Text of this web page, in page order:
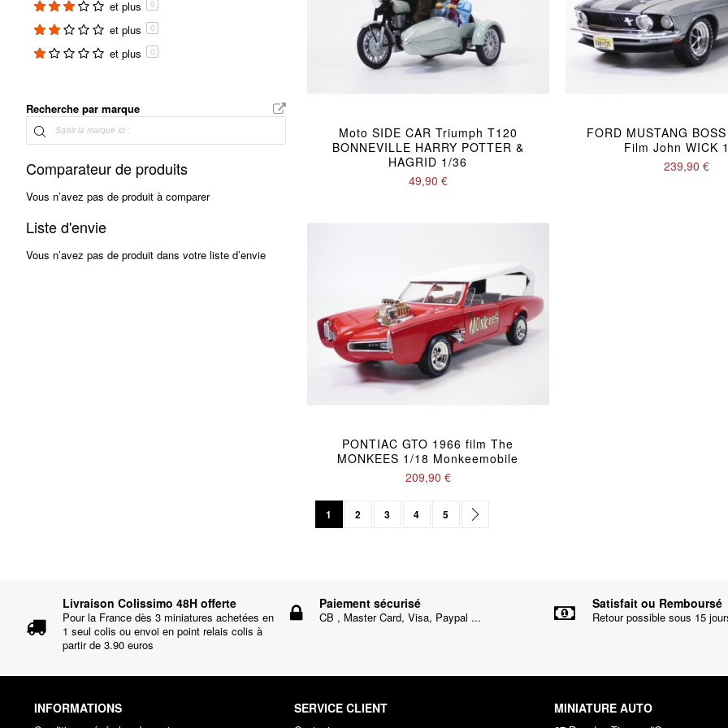
Moto SIDE CAR Triumph T120
BONNEVILLE HARRY POTTER &
HAGRID 1/36
49,90 €
FORD MUSTANG
Film John WICK
239,90 €
PONTIAC GTO 1966 film The
MONKEES 1/18 Monkeemobile
209,90 €
Vous lisez actuellement la page
1 Page
2 Page
3 Page
4 Page
5
UT MODELS item
et plus 0
et plus 0
et plus 0
Recherche par marque
Comparateur de produits
Vous n’avez pas de produit à comparer
Liste d'envie
Vous n’avez pas de produit dans votre liste d’envie
Livraison Colissimo 48H offerte
Pour la France dès 3 miniatures achetées en
1 seul colis ou envoi en point relais colis à
partir de 3.90 euros
Paiement sécurisé
CB , Master Card, Visa, Paypal ...
Satisfait ou Remboursé
Retour possible sous 15
INFORMATIONS SERVICE CLIENT MINIATURE AUTO